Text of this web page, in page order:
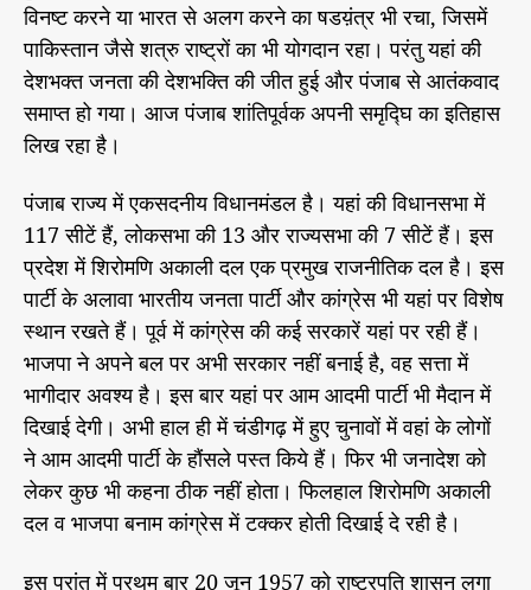
विनष्ट करने या भारत से अलग करने का षडय़ंत्र भी रचा, जिसमें
पाकिस्तान जैसे शत्रु राष्ट्रों का भी योगदान रहा। परंतु यहां की
देशभक्त जनता की देशभक्ति की जीत हुई और पंजाब से आतंकवाद
समाप्त हो गया। आज पंजाब शांतिपूर्वक अपनी समृद्घि का इतिहास
लिख रहा है।
पंजाब राज्य में एकसदनीय विधानमंडल है। यहां की विधानसभा में
117 सीटें हैं, लोकसभा की 13 और राज्यसभा की 7 सीटें हैं। इस
प्रदेश में शिरोमणि अकाली दल एक प्रमुख राजनीतिक दल है। इस
पार्टी के अलावा भारतीय जनता पार्टी और कांग्रेस भी यहां पर विशेष
स्थान रखते हैं। पूर्व में कांग्रेस की कई सरकारें यहां पर रही हैं।
भाजपा ने अपने बल पर अभी सरकार नहीं बनाई है, वह सत्ता में
भागीदार अवश्य है। इस बार यहां पर आम आदमी पार्टी भी मैदान में
दिखाई देगी। अभी हाल ही में चंडीगढ़ में हुए चुनावों में वहां के लोगों
ने आम आदमी पार्टी के हौंसले पस्त किये हैं। फिर भी जनादेश को
लेकर कुछ भी कहना ठीक नहीं होता। फिलहाल शिरोमणि अकाली
दल व भाजपा बनाम कांग्रेस में टक्कर होती दिखाई दे रही है।
इस प्रांत में प्रथम बार 20 जून 1957 को राष्ट्रपति शासन लगा